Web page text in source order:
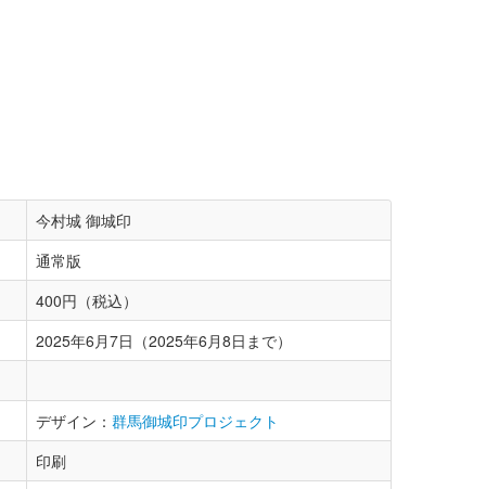
今村城 御城印
通常版
400円（税込）
2025年6月7日（2025年6月8日まで）
デザイン： 群馬御城印プロジェクト
印刷